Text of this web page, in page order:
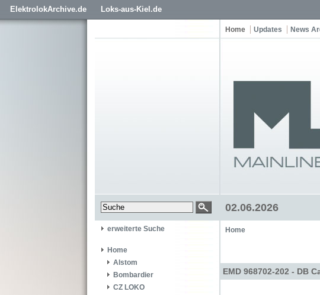
ElektrolokArchive.de Loks-aus-Kiel.de
Home Updates News
02.06.2026
erweiterte Suche
Home
Alstom
Bombardier
CZ LOKO
Home
EMD 968702-202 - DB